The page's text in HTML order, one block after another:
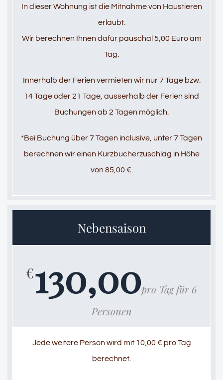
In dieser Wohnung ist die Mitnahme von Haustieren
erlaubt.
Wir berechnen Ihnen dafür pauschal 5,00 Euro am
Tag.
Innerhalb der Ferien vermieten wir nur 7 Tage bzw.
14 Tage oder 21 Tage, ausserhalb der Ferien sind
Buchungen ab 2 Tagen möglich.
*Bei Buchung über 7 Tagen inclusive, unter 7 Tagen
berechnen wir einen Kurzbucherzuschlag in Höhe
von 85,00 €.
Nebensaison
€130,00pro Tag für 6
Personen
Jede weitere Person wird mit 10,00 € pro Tag
berechnet.